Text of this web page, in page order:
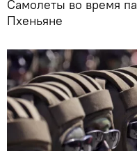
Самолеты во время
Пхеньяне